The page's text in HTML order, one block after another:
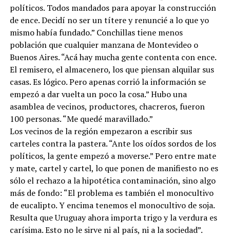
políticos. Todos mandados para apoyar la construcción
de ence. Decidí no ser un títere y renuncié a lo que yo
mismo había fundado.” Conchillas tiene menos
población que cualquier manzana de Montevideo o
Buenos Aires. “Acá hay mucha gente contenta con ence.
El remisero, el almacenero, los que piensan alquilar sus
casas. Es lógico. Pero apenas corrió la información se
empezó a dar vuelta un poco la cosa.” Hubo una
asamblea de vecinos, productores, chacreros, fueron
100 personas. “Me quedé maravillado.”
Los vecinos de la región empezaron a escribir sus
carteles contra la pastera. “Ante los oídos sordos de los
políticos, la gente empezó a moverse.” Pero entre mate
y mate, cartel y cartel, lo que ponen de manifiesto no es
sólo el rechazo a la hipotética contaminación, sino algo
más de fondo: “El problema es también el monocultivo
de eucalipto. Y encima tenemos el monocultivo de soja.
Resulta que Uruguay ahora importa trigo y la verdura es
carísima. Esto no le sirve ni al país, ni a la sociedad”.